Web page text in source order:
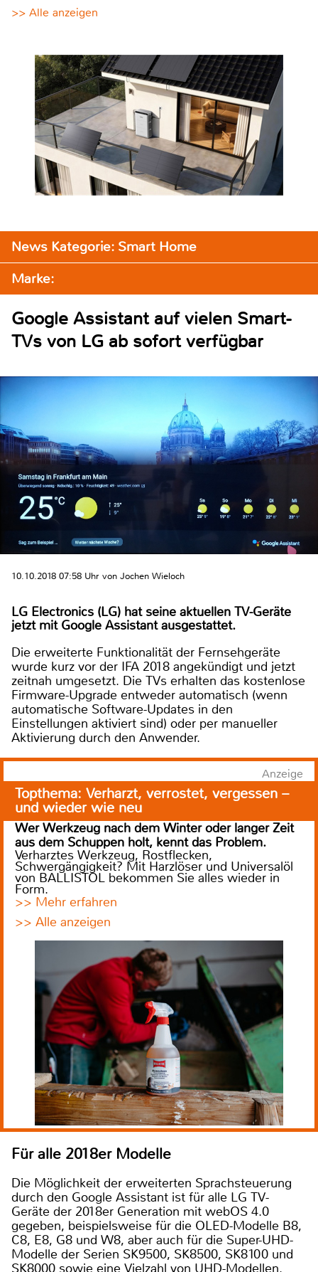
>> Alle anzeigen
News Kategorie: Smart Home
Marke:
Google Assistant auf vielen Smart-
TVs von LG ab sofort verfügbar
10.10.2018 07:58 Uhr von Jochen Wieloch
LG Electronics (LG) hat seine aktuellen TV-Geräte
jetzt mit Google Assistant ausgestattet.
Die erweiterte Funktionalität der Fernsehgeräte
wurde kurz vor der IFA 2018 angekündigt und jetzt
zeitnah umgesetzt. Die TVs erhalten das kostenlose
Firmware-Upgrade entweder automatisch (wenn
automatische Software-Updates in den
Einstellungen aktiviert sind) oder per manueller
Aktivierung durch den Anwender.
Anzeige
Topthema: Verharzt, verrostet, vergessen –
und wieder wie neu
Wer Werkzeug nach dem Winter oder langer Zeit
aus dem Schuppen holt, kennt das Problem.
Verharztes Werkzeug, Rostflecken,
Schwergängigkeit? Mit Harzlöser und Universalöl
von BALLISTOL bekommen Sie alles wieder in
Form.
>> Mehr erfahren
>> Alle anzeigen
Für alle 2018er Modelle
Die Möglichkeit der erweiterten Sprachsteuerung
durch den Google Assistant ist für alle LG TV-
Geräte der 2018er Generation mit webOS 4.0
gegeben, beispielsweise für die OLED-Modelle B8,
C8, E8, G8 und W8, aber auch für die Super-UHD-
Modelle der Serien SK9500, SK8500, SK8100 und